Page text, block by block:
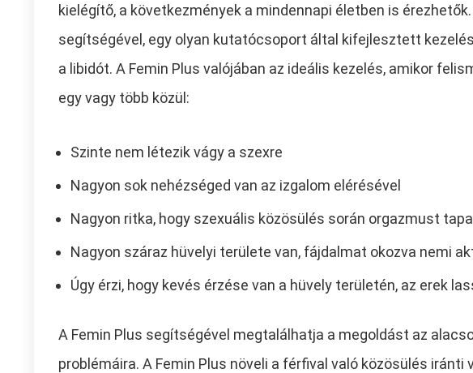
kielégítő, a következmények a mindennapi életben is
segítségével, egy olyan kutatócsoport által kifejlesztett
a libidót. A Femin Plus valójában az ideális kezelés, amikor
egy vagy több közül:
Szinte nem létezik vágy a szexre
Nagyon sok nehézséged van az izgalom elérésével
Nagyon ritka, hogy szexuális közösülés során orgazmust
Nagyon száraz hüvelyi területe van, fájdalmat okozva nemi
Úgy érzi, hogy kevés érzése van a hüvely területén, az erek
A Femin Plus segítségével megtalálhatja a megoldást az
problémáira. A Femin Plus növeli a férfival való közösülés